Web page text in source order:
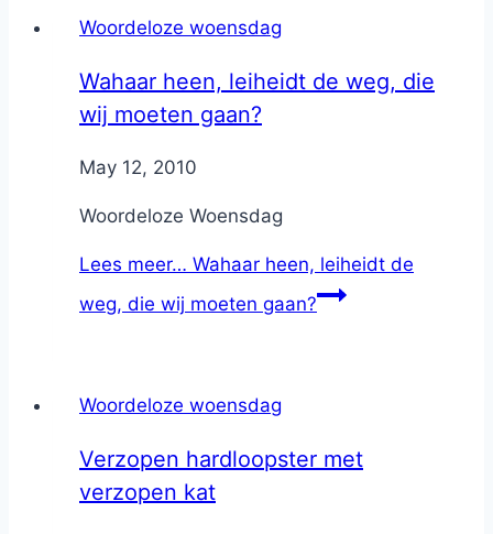
Woordeloze woensdag
Wahaar heen, leiheidt de weg, die
wij moeten gaan?
ByNicole
May 12, 2010
Woordeloze Woensdag
Lees meer… Wahaar heen, leiheidt de
weg, die wij moeten gaan?
Woordeloze woensdag
Verzopen hardloopster met
verzopen kat